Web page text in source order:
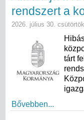
rendszert a
2026. július 30.
tárt
Bővebben...